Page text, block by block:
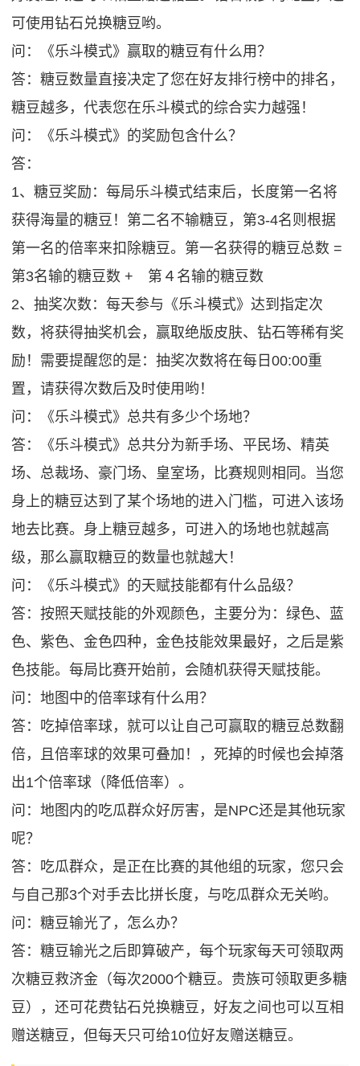
可使用钻石兑换糖豆哟。
问：《乐斗模式》赢取的糖豆有什么用？
答：糖豆数量直接决定了您在好友排行榜中的排名，
糖豆越多，代表您在乐斗模式的综合实力越强！
问：《乐斗模式》的奖励包含什么？
答：
1、糖豆奖励：每局乐斗模式结束后，长度第一名将
获得海量的糖豆！第二名不输糖豆，第3-4名则根据
第一名的倍率来扣除糖豆。第一名获得的糖豆总数 =
第3名输的糖豆数 + 第４名输的糖豆数
2、抽奖次数：每天参与《乐斗模式》达到指定次
数，将获得抽奖机会，赢取绝版皮肤、钻石等稀有奖
励！需要提醒您的是：抽奖次数将在每日00:00重
置，请获得次数后及时使用哟！
问：《乐斗模式》总共有多少个场地？
答：《乐斗模式》总共分为新手场、平民场、精英
场、总裁场、豪门场、皇室场，比赛规则相同。当您
身上的糖豆达到了某个场地的进入门槛，可进入该场
地去比赛。身上糖豆越多，可进入的场地也就越高
级，那么赢取糖豆的数量也就越大！
问：《乐斗模式》的天赋技能都有什么品级？
答：按照天赋技能的外观颜色，主要分为：绿色、蓝
色、紫色、金色四种，金色技能效果最好，之后是紫
色技能。每局比赛开始前，会随机获得天赋技能。
问：地图中的倍率球有什么用？
答：吃掉倍率球，就可以让自己可赢取的糖豆总数翻
倍，且倍率球的效果可叠加！，死掉的时候也会掉落
出1个倍率球（降低倍率）。
问：地图内的吃瓜群众好厉害，是NPC还是其他玩家
呢？
答：吃瓜群众，是正在比赛的其他组的玩家，您只会
与自己那3个对手去比拼长度，与吃瓜群众无关哟。
问：糖豆输光了，怎么办？
答：糖豆输光之后即算破产，每个玩家每天可领取两
次糖豆救济金（每次2000个糖豆。贵族可领取更多糖
豆），还可花费钻石兑换糖豆，好友之间也可以互相
赠送糖豆，但每天只可给10位好友赠送糖豆。